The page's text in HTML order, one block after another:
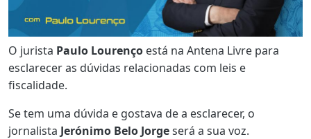
O jurista Paulo Lourenço está na Antena Livre para
esclarecer as dúvidas relacionadas com leis e
fiscalidade.
Se tem uma dúvida e gostava de a esclarecer, o
jornalista Jerónimo Belo Jorgeserá a sua voz.